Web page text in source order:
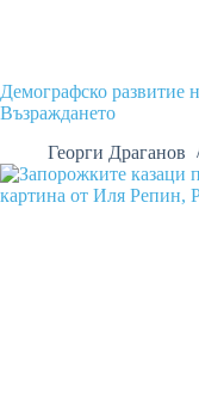
Демографско развитие
Възраждането
Георги Драганов